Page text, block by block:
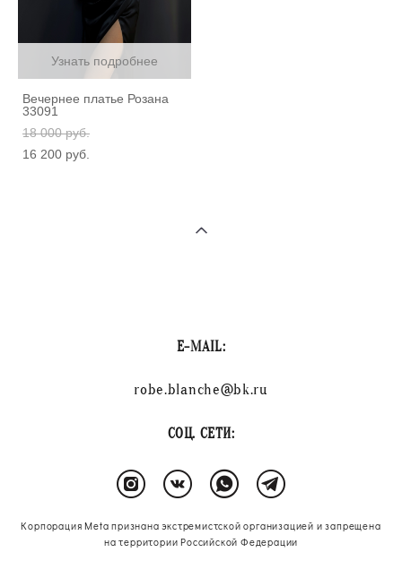
Узнать подробнее
Вечернее платье Розана
33091
18 000 pуб.
16 200 pуб.
E-MAIL:
robe.blanche@bk.ru
СОЦ. СЕТИ:
Корпорация Meta признана экстремистской организацией и запрещена
на территории Российской Федерации